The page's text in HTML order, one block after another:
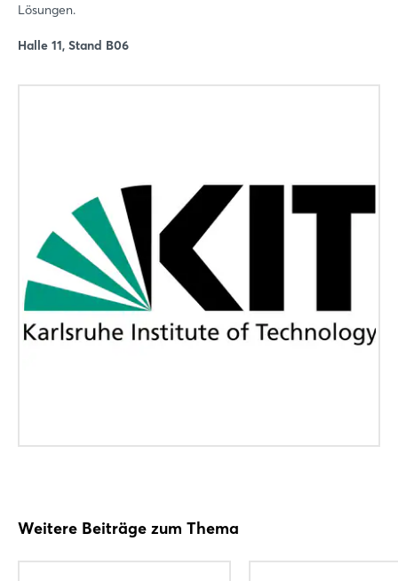
Lösungen.
Halle 11, Stand B06
Weitere Beiträge zum Thema